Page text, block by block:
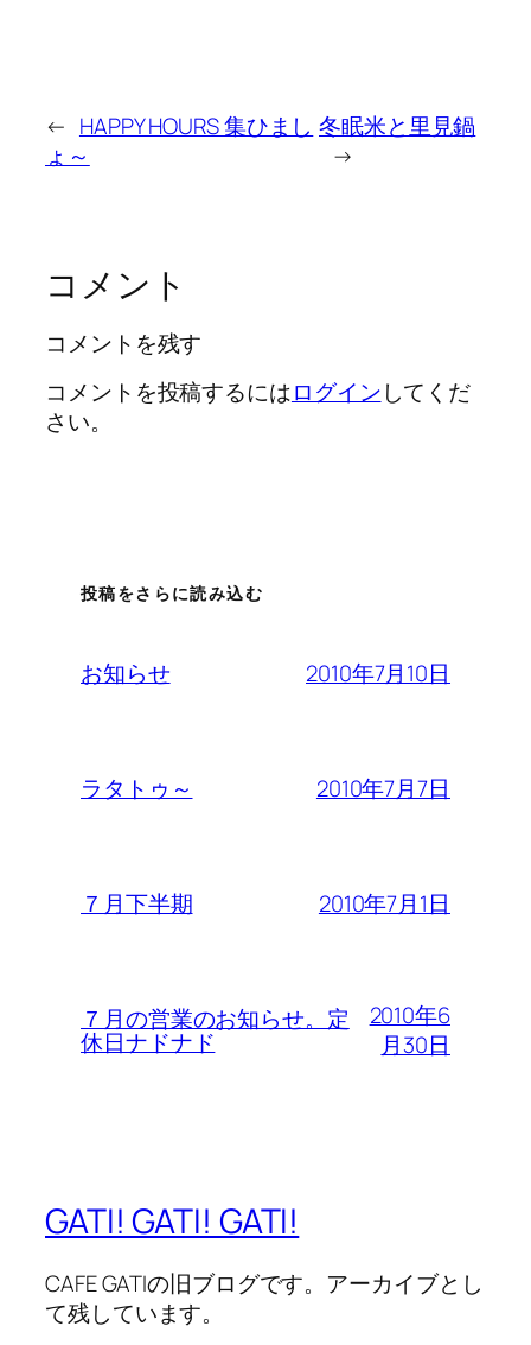
← HAPPY HOURS 集ひまし
ょ～
冬眠米と里見鍋
→
コメント
コメントを残す
コメントを投稿するにはログインしてくだ
さい。
投稿をさらに読み込む
お知らせ 2010年7月10日
ラタトゥ～ 2010年7月7日
７月下半期 2010年7月1日
７月の営業のお知らせ。定
休日ナドナド
2010年6
月30日
GATI! GATI! GATI!
CAFE GATIの旧ブログです。アーカイブとし
て残しています。